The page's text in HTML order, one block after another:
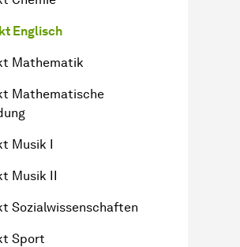
Englisch
Mathematik
Mathematische
Musik I
Musik II
Sozialwissenschaften
Sport